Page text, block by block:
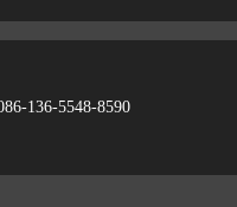
136-5548-8590